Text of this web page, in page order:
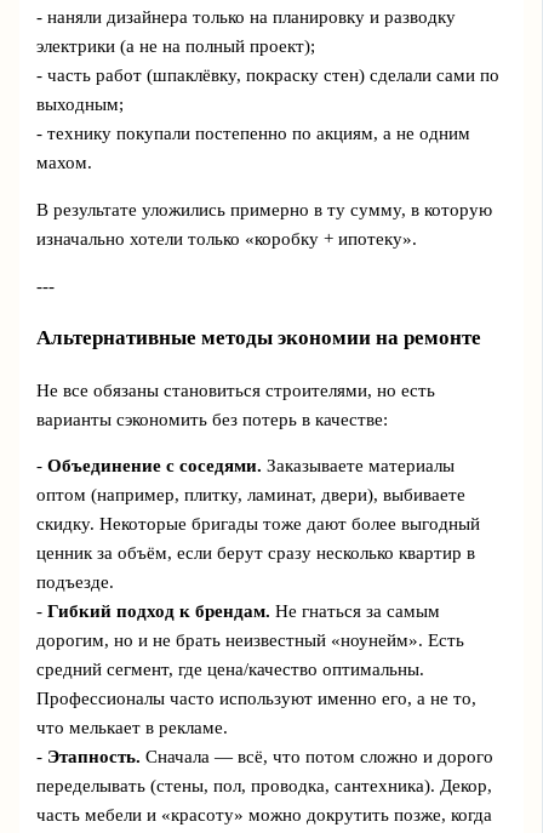
- наняли дизайнера только на планировку и разводку
электрики (а не на полный проект);
- часть работ (шпаклёвку, покраску стен) сделали сами по
выходным;
- технику покупали постепенно по акциям, а не одним
махом.
В результате уложились примерно в ту сумму, в которую
изначально хотели только «коробку + ипотеку».
---
Альтернативные методы экономии на ремонте
Не все обязаны становиться строителями, но есть
варианты сэкономить без потерь в качестве:
-Объединение с соседями. Заказываете материалы
оптом (например, плитку, ламинат, двери), выбиваете
скидку. Некоторые бригады тоже дают более выгодный
ценник за объём, если берут сразу несколько квартир в
подъезде.
-Гибкий подход к брендам. Не гнаться за самым
дорогим, но и не брать неизвестный «ноунейм». Есть
средний сегмент, где цена/качество оптимальны.
Профессионалы часто используют именно его, а не то,
что мелькает в рекламе.
- Этапность. Сначала — всё, что потом сложно и дорого
переделывать (стены, пол, проводка, сантехника). Декор,
часть мебели и «красоту» можно докрутить позже, когда